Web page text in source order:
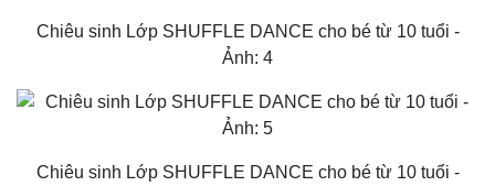
Chiêu sinh Lớp SHUFFLE DANCE cho bé từ 10 tuổi -
Ảnh: 4
Chiêu sinh Lớp SHUFFLE DANCE cho bé từ 10 tuổi -